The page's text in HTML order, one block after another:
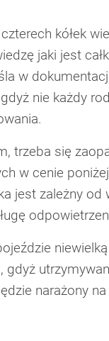
kółek
jaki jest
w
nie każdy
trzeba się
w cenie
jest zależny
narażony na